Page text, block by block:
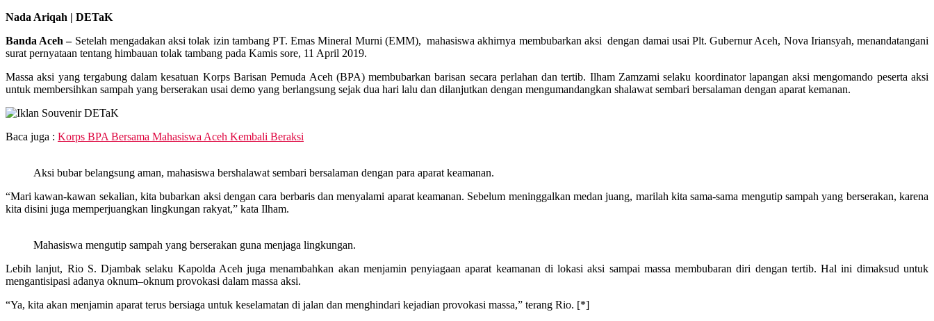
Nada Ariqah | DETaK
Banda Aceh –Setelah mengadakan aksi tolak izin tambang PT. Emas Mineral Murni (EMM), mahasiswa akhirnya membubarkan aksi dengan damai usai Plt. Gubernur Aceh, Nova Iriansyah, menandatangani
surat pernyataan tentang himbauan tolak tambang pada Kamis sore, 11 April 2019.
Massa aksi yang tergabung dalam kesatuan Korps Barisan Pemuda Aceh (BPA) membubarkan barisan secara perlahan dan tertib. Ilham Zamzami selaku koordinator lapangan aksi mengomando peserta aksi
untuk membersihkan sampah yang berserakan usai demo yang berlangsung sejak dua hari lalu dan dilanjutkan dengan mengumandangkan shalawat sembari bersalaman dengan aparat kemanan.
Baca juga : Korps BPA Bersama Mahasiswa Aceh Kembali Beraksi
Aksi bubar belangsung aman, mahasiswa bershalawat sembari bersalaman dengan para aparat keamanan.
“Mari kawan-kawan sekalian, kita bubarkan aksi dengan cara berbaris dan menyalami aparat keamanan. Sebelum meninggalkan medan juang, marilah kita sama-sama mengutip sampah yang berserakan, karena
kita disini juga memperjuangkan lingkungan rakyat,” kata Ilham.
Mahasiswa mengutip sampah yang berserakan guna menjaga lingkungan.
Lebih lanjut, Rio S. Djambak selaku Kapolda Aceh juga menambahkan akan menjamin penyiagaan aparat keamanan di lokasi aksi sampai massa membubaran diri dengan tertib. Hal ini dimaksud untuk
mengantisipasi adanya oknum–oknum provokasi dalam massa aksi.
“Ya, kita akan menjamin aparat terus bersiaga untuk keselamatan di jalan dan menghindari kejadian provokasi massa,” terang Rio. [*]